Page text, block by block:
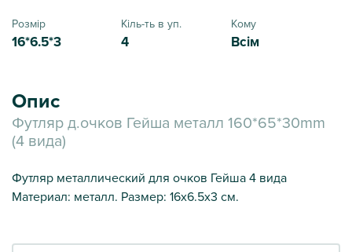
Розмір
16*6.5*3
Кіль-ть в уп.
4
Кому
Всім
Опис
Футляр д.очков Гейша металл 160*65*30mm
(4 вида)
Футляр металлический для очков Гейша 4 вида
Материал: металл. Размер: 16х6.5х3 см.